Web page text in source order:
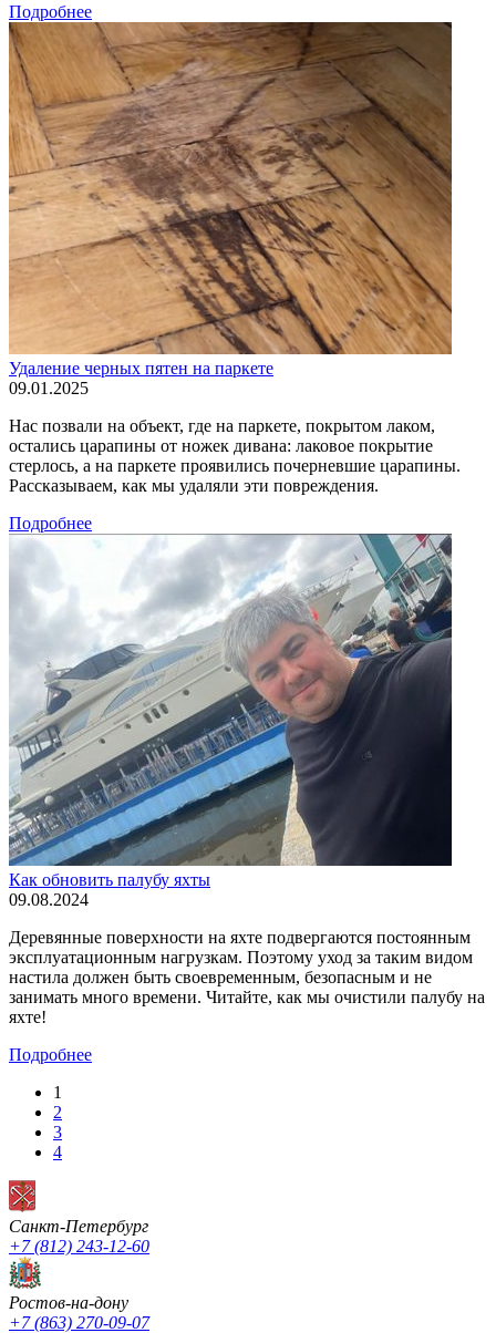
Подробнее
Удаление черных пятен на паркете
09.01.2025
Нас позвали на объект, где на паркете, покрытом лаком,
остались царапины от ножек дивана: лаковое покрытие
стерлось, а на паркете проявились почерневшие царапины.
Рассказываем, как мы удаляли эти повреждения.
Подробнее
Как обновить палубу яхты
09.08.2024
Деревянные поверхности на яхте подвергаются постоянным
эксплуатационным нагрузкам. Поэтому уход за таким видом
настила должен быть своевременным, безопасным и не
занимать много времени. Читайте, как мы очистили палубу на
яхте!
Подробнее
1
2
3
4
Санкт-Петербург
+7 (812) 243-12-60
Ростов-на-дону
+7 (863) 270-09-07